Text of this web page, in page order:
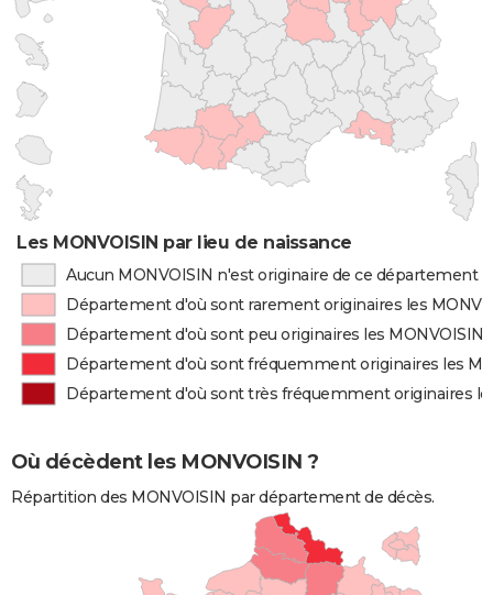
Les MONVOISIN par lieu de naissance
Aucun MONVOISIN n'est originaire de ce département
Département d'où sont rarement originaires les
Département d'où sont peu originaires les MONVOISIN
Département d'où sont fréquemment originaires les
Département d'où sont très fréquemment originaires
Où décèdent les MONVOISIN ?
Répartition des MONVOISIN par département de décès.